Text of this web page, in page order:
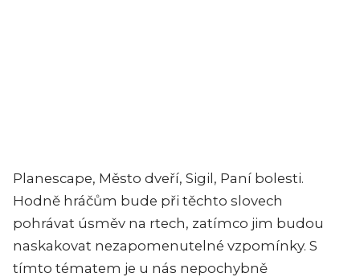
Planescape, Město dveří, Sigil, Paní bolesti.
Hodně hráčům bude při těchto slovech
pohrávat úsměv na rtech, zatímco jim budou
naskakovat nezapomenutelné vzpomínky. S
tímto tématem je u nás nepochybně